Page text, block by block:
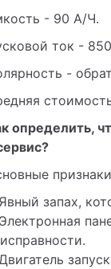
- 90 А/Ч.
ток -
-
определить,
Явный запах,
Электронная